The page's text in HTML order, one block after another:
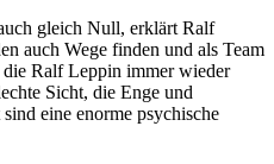
gleich Null, erklärt Ralf
auch Wege finden und als Team
Ralf Leppin immer wieder
Sicht, die Enge und
eine enorme psychische